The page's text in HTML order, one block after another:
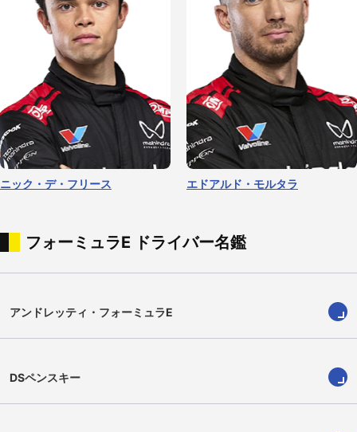
ニック・デ・フリース エドアルド・モルタラ
フォーミュラE ドライバー名鑑
アンドレッティ・フォーミュラE
DSペンスキー